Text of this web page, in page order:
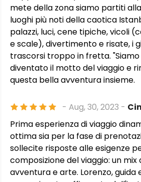
mete della zona siamo partiti
luoghi più noti della caotica
palazzi, luci, cene tipiche, vicoli
e scale), divertimento e risate, i
trascorsi troppo in fretta. "Siamo
diventato il motto del viaggio e
questa bella avventura insieme.
- Aug, 30, 2023 -
Prima esperienza di viaggio
ottima sia per la fase di
sollecite risposte alle esigenze
composizione del viaggio: un mix
avventura e arte. Lorenzo, guida